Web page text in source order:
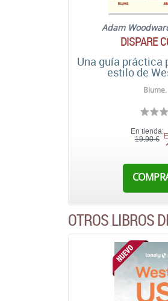
Adam
DISPARE
Una guía práctica
estilo de
En tienda:
19,90 €
OTROS LIBROS